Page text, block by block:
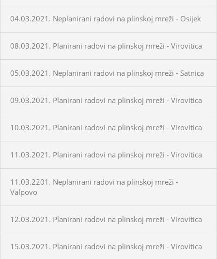
04.03.2021. Neplanirani radovi na plinskoj mreži - Osijek
08.03.2021. Planirani radovi na plinskoj mreži - Virovitica
05.03.2021. Neplanirani radovi na plinskoj mreži - Satnica
09.03.2021. Planirani radovi na plinskoj mreži - Virovitica
10.03.2021. Planirani radovi na plinskoj mreži - Virovitica
11.03.2021. Planirani radovi na plinskoj mreži - Virovitica
11.03.2201. Neplanirani radovi na plinskoj mreži -
Valpovo
12.03.2021. Planirani radovi na plinskoj mreži - Virovitica
15.03.2021. Planirani radovi na plinskoj mreži - Virovitica